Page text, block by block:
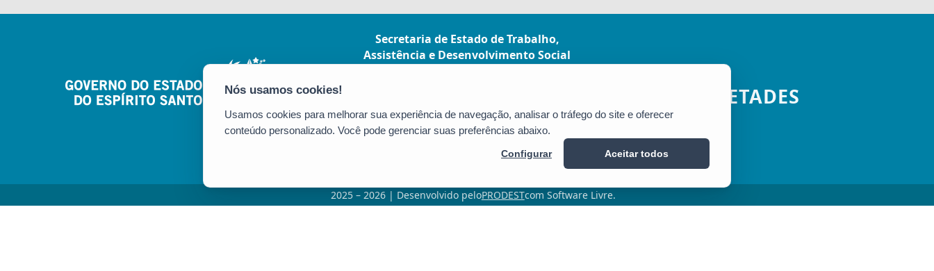
Secretaria de Estado de Trabalho,
Assistência e Desenvolvimento Social
Tower - Barro Vermelho
CEP: 29057-530 - Vitória / ES
Tel.: 3636-6823
SETADES
2025 – 2026 | Desenvolvido peloPRODESTcom Software Livre.
Usamos cookies para melhorar sua experiência de navegação, analisar o tráfego do site e oferecer
conteúdo personalizado. Você pode gerenciar suas preferências abaixo.
Configurar Aceitar todos